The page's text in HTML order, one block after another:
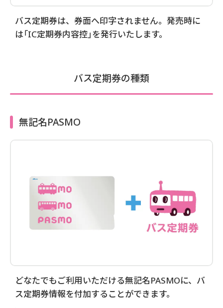
バス定期券は、券面へ印字されません。発売時に
は「IC定期券内容控」を発行いたします。
バス定期券の種類
無記名PASMO
どなたでもご利用いただける無記名PASMOに、バ
ス定期券情報を付加することができます。